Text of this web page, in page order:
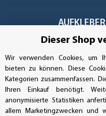
Bestellungen/
Dieser Shop
Wir verwenden Cookies, um
bieten zu können. Diese
Kategorien zusammenfassen.
Ihren Einkauf benötigt.
anonymisierte Statistiken
allem Marketingzwecken und